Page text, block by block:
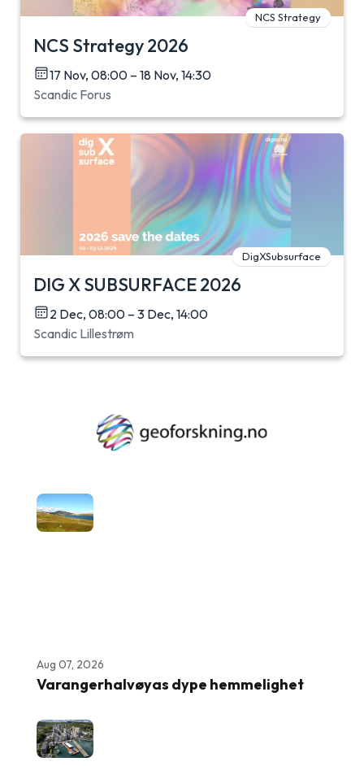
NCS Strategy
NCS Strategy 2026
17 Nov, 08:00 – 18 Nov, 14:30
Scandic Forus
DigXSubsurface
DIG X SUBSURFACE 2026
2 Dec, 08:00 – 3 Dec, 14:00
Scandic Lillestrøm
Aug 07, 2026
Varangerhalvøyas dype hemmelighet